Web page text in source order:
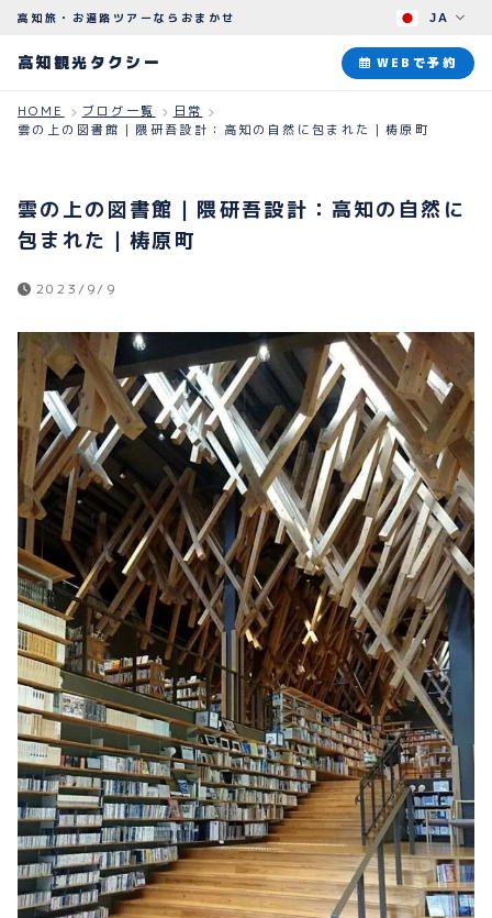
高知観光タクシー
ABOUT
PLAN
観光プラン
HOW TO
BLOG
ブログ
よくある質問
プライバシーポリシー
お問い合わせ
080-1481-9900
メールで予約
WEBで予約
JA
高知旅・お遍路ツアーならおまかせ
高知観光タクシー WEBで予約
HOME ブログ一覧
日常
雲の上の図書館｜隈研吾設計：高知の自然に包まれた｜梼原町
雲の上の図書館｜隈研吾設計：高知の自然に
包まれた｜梼原町
2023/9/9